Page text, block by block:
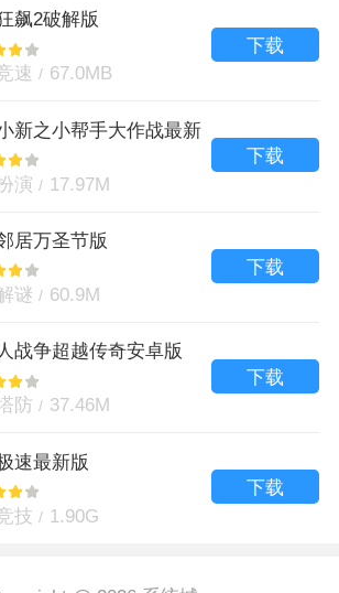
飙2破解版
速 67.0MB
下载
新之小帮手大作战最新
演
17.97M
下载
居万圣节版
谜 60.9M
下载
战争超越传奇安卓版
防 37.46M
下载
速最新版
技 1.90G
下载